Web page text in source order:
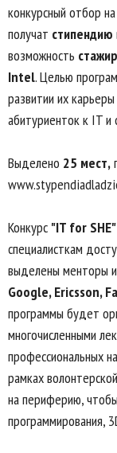
конкурсный отбор
получат стипендию
возможность
Intel. Целью
развитии их
абитуриенток к IT и
Выделено 25 мест,
Конкурс "IT for SHE"
специалисткам
выделены менторы
Google, Ericsson,
программы будет
многочисленными
профессиональных
рамках
на периферию,
программирования,